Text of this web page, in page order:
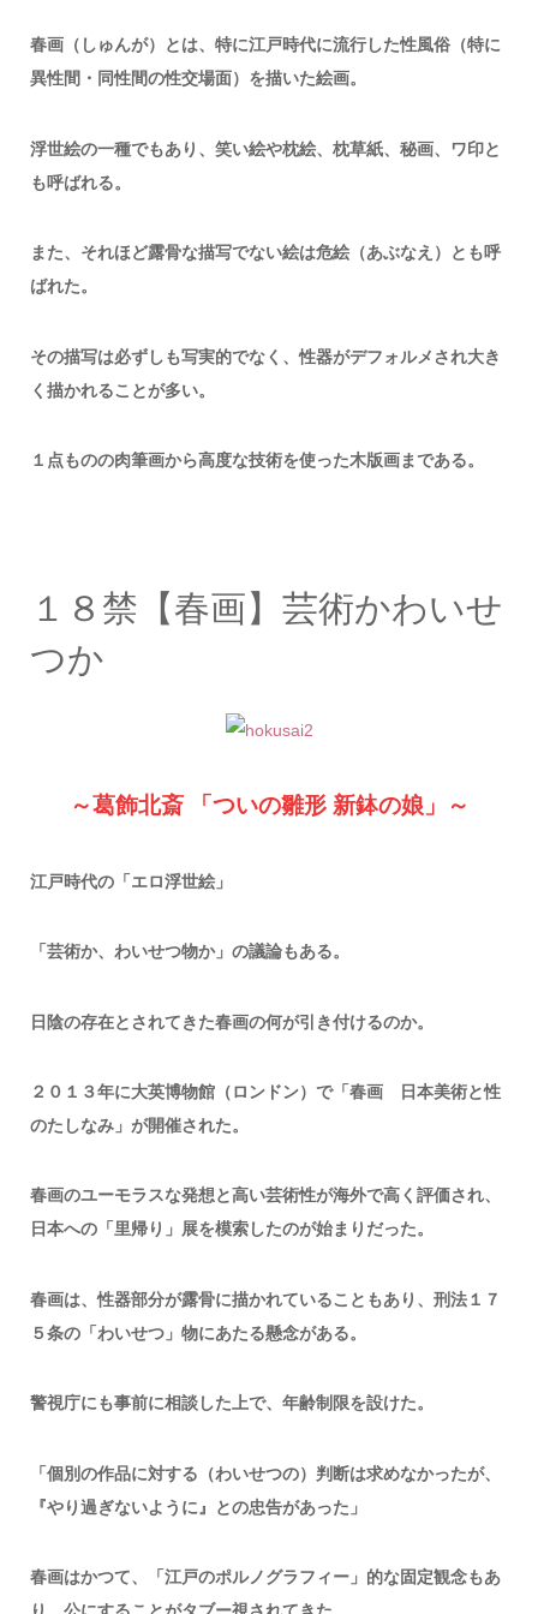
春画（しゅんが）とは、特に江戸時代に流行した性風俗（特に
異性間・同性間の性交場面）を描いた絵画。
浮世絵の一種でもあり、笑い絵や枕絵、枕草紙、秘画、ワ印と
も呼ばれる。
また、それほど露骨な描写でない絵は危絵（あぶなえ）とも呼
ばれた。
その描写は必ずしも写実的でなく、性器がデフォルメされ大き
く描かれることが多い。
１点ものの肉筆画から高度な技術を使った木版画まである。
１８禁【春画】芸術かわいせ
つか
～葛飾北斎 「ついの雛形 新鉢の娘」～
江戸時代の「エロ浮世絵」
「芸術か、わいせつ物か」の議論もある。
日陰の存在とされてきた春画の何が引き付けるのか。
２０１３年に大英博物館（ロンドン）で「春画 日本美術と性
のたしなみ」が開催された。
春画のユーモラスな発想と高い芸術性が海外で高く評価され、
日本への「里帰り」展を模索したのが始まりだった。
春画は、性器部分が露骨に描かれていることもあり、刑法１７
５条の「わいせつ」物にあたる懸念がある。
警視庁にも事前に相談した上で、年齢制限を設けた。
「個別の作品に対する（わいせつの）判断は求めなかったが、
『やり過ぎないように』との忠告があった」
春画はかつて、「江戸のポルノグラフィー」的な固定観念もあ